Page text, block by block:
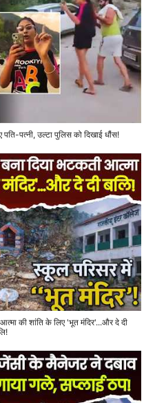
पत्नी, उल्टा पुलिस को दिखाई धौंस!
की शांति के लिए 'भूत मंदिर'...और दे दी